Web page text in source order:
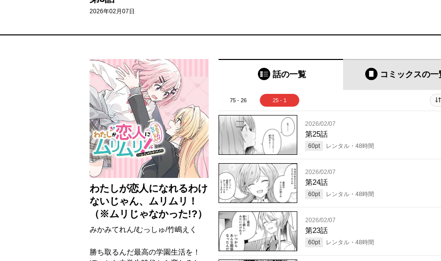
2026年02月07日
わたしが恋人になれるわけ
ないじゃん、ムリムリ！
（※ムリじゃなかった!?）
みかみてれん/むっしゅ/竹嶋えく
勝ち取るんだ最高の学園生活を！
話の一覧 コミックスの一
75 - 26 25 - 1
2026/02/07
第25話
60pt レンタル・ 48時間
2026/02/07
第24話
60pt レンタル・ 48時間
2026/02/07
第23話
60pt レンタル・ 48時間